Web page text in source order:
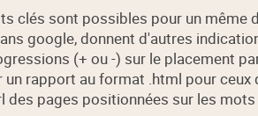
clés sont possibles pour un même
google, donnent d'autres
(+ ou -) sur le placement
rapport au format .html pour ceux
des pages positionnées sur les